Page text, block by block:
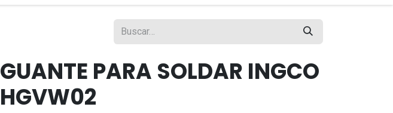
GUANTE PARA SOLDAR INGCO
HGVW02